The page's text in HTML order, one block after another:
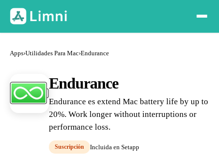
Apps›Utilidades Para Mac›Endurance
Endurance
Endurance es extend Mac battery life by up to
20%. Work longer without interruptions or
performance loss.
Suscripción Incluida en Setapp